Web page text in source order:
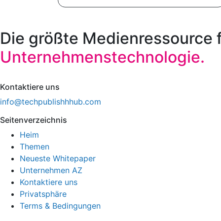
Die größte Medienressource
Unternehmenstechnologie.
Kontaktiere uns
info@techpublishhhub.com
Seitenverzeichnis
Heim
Themen
Neueste Whitepaper
Unternehmen AZ
Kontaktiere uns
Privatsphäre
Terms & Bedingungen